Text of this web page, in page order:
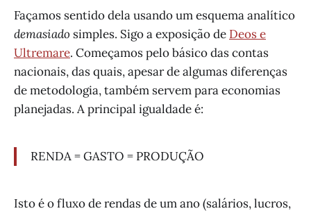
Façamos sentido dela usando um esquema analítico
demasiado simples. Sigo a exposição de Deos e
Ultremare. Começamos pelo básico das contas
nacionais, das quais, apesar de algumas diferenças
de metodologia, também servem para economias
planejadas. A principal igualdade é:
RENDA = GASTO = PRODUÇÃO
Isto é o fluxo de rendas de um ano (salários, lucros,